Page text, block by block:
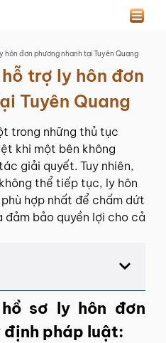
hôn đơn phương nhanh tại Tuyên Quang
trợ ly hôn đơn
Tuyên Quang
trong những thủ tục
khi một bên không
giải quyết. Tuy nhiên,
thể tiếp tục, ly hôn
hợp nhất để chấm dứt
đảm bảo quyền lợi cho cả
sơ ly hôn đơn
định pháp luật: